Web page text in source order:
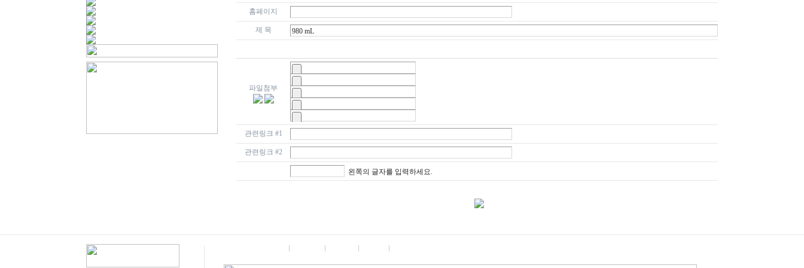
홈페이지
제 목
파일첨부
관련링크 #1
관련링크 #2
왼쪽의 글자를 입력하세요.